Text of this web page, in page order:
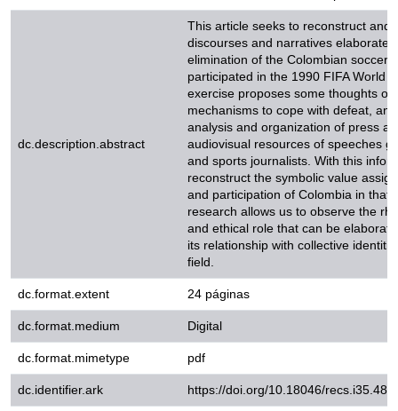
This article seeks to reconstruct
discourses and narratives
of the Colombian soccer team
1990 FIFA World Cup Italy. This
thoughts on the social
and it is based on the analysis
articles and audiovisual
players and sports journalists.
reconstruct the symbolic value
participation of Colombia in
research allows us to observe
ethical role that can be
relationship with collective
24 páginas
dc.format.medium
Digital
dc.format.mimetype
pdf
dc.identifier.ark
https://doi.org/10.18046/
dc.identifier.instname
instname:Universidad Icesi
dc.identifier.issn
2011-0324